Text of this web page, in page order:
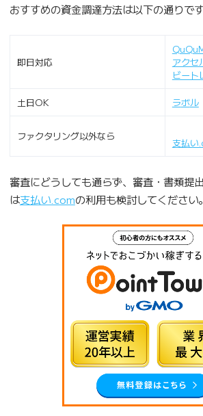
おすすめの資金調達方法は以下の通りです
即日対応
アクセ
ビート
土日OK ラボル
ファクタリング以外なら
支払い
審査にどうしても通らず、審査・書類提
は支払い.comの利用も検討してください。